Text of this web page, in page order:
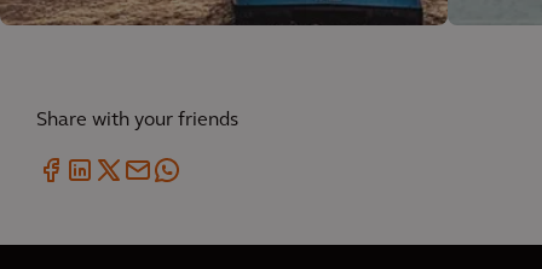
Share with your friends